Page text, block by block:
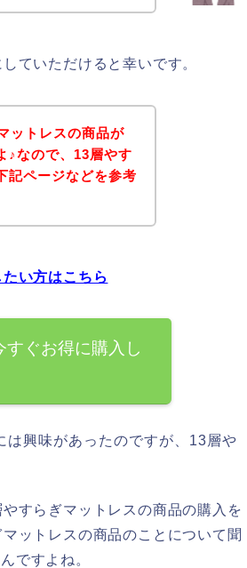
ていただけると幸いです。
ットレスの商品が
♪なので、13層やす
記ページなどを参考
い方はこちら
ぐお得に購入し
興味があったのですが、13層や
すらぎマットレスの商品の購入を
ットレスの商品のことについて聞
ですよね。